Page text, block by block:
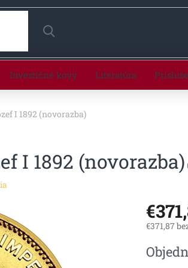
HĽADAŤ
Investičné kovy Literatúra
I 1892 (novorazba)
I 1892 (novorazba)
€371,87
cena: